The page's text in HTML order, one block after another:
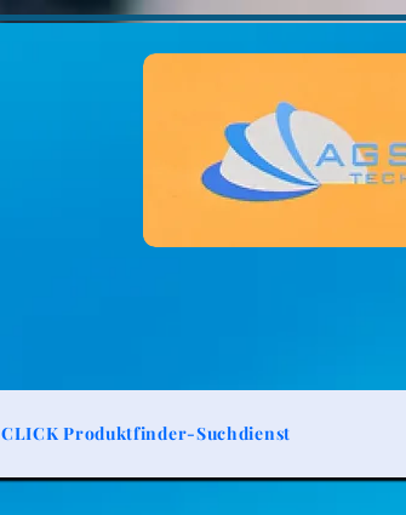
CLICK Produktfinder-Suchdienst